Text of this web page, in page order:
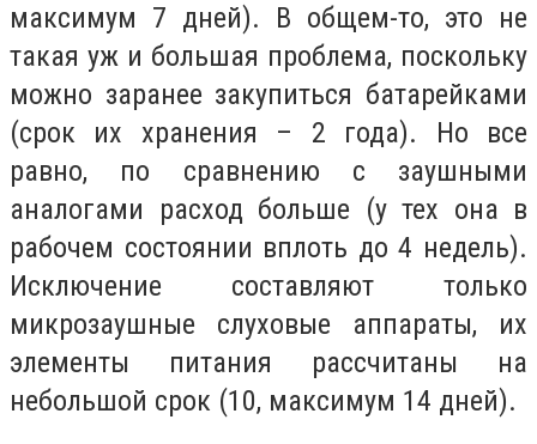
максимум 7 дней). В общем-то, это не
такая уж и большая проблема, поскольку
можно заранее закупиться батарейками
(срок их хранения – 2 года). Но все
равно, по сравнению с заушными
аналогами расход больше (у тех она в
рабочем состоянии вплоть до 4 недель).
Исключение составляют только
микрозаушные слуховые аппараты, их
элементы питания рассчитаны на
небольшой срок (10, максимум 14 дней).